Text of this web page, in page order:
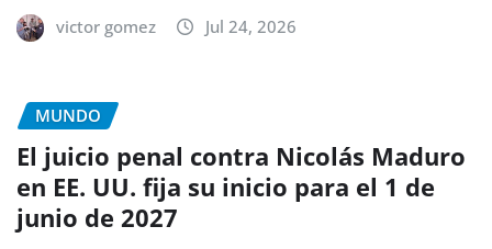
victor gomez Jul 24, 2026
MUNDO
El juicio penal contra Nicolás Maduro
en EE. UU. fija su inicio para el 1 de
junio de 2027